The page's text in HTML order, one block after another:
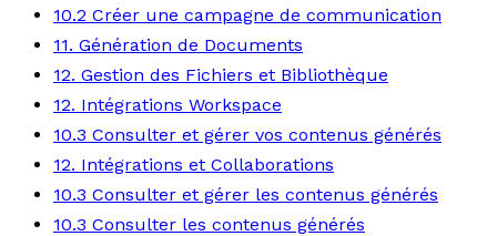
10.2 Créer une campagne de communication
11. Génération de Documents
12. Gestion des Fichiers et Bibliothèque
12. Intégrations Workspace
10.3 Consulter et gérer vos contenus générés
12. Intégrations et Collaborations
10.3 Consulter et gérer les contenus générés
10.3 Consulter les contenus générés